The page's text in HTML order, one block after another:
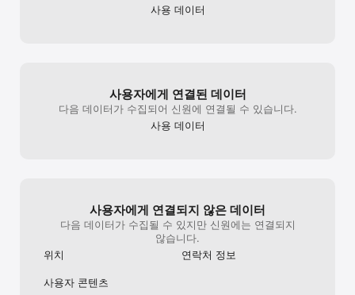
사용 데이터
사용자에게 연결된 데이터
다음 데이터가 수집되어 신원에 연결될 수 있습니다.
사용 데이터
사용자에게 연결되지 않은 데이터
다음 데이터가 수집될 수 있지만 신원에는 연결되지
않습니다.
위치
연락처 정보
사용자 콘텐츠